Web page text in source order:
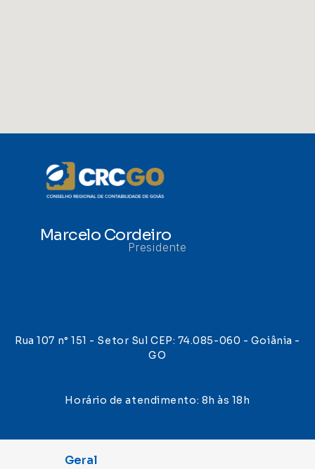
Marcelo Cordeiro
Presidente
Rua 107 n° 151 - Setor Sul CEP: 74.085-060 - Goiânia -
GO
Horário de atendimento: 8h às 18h
Geral